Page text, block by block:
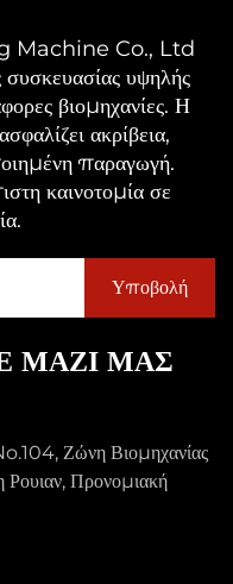
Machine Co., Ltd
υψηλής
βιομηχανίες. Η
ακρίβεια,
παραγωγή.
καινοτομία σε
ΜΑΖΙ ΜΑΣ
Ζώνη Βιομηχανίας
Προνομιακή